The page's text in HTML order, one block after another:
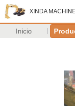
XINDA
Inicio